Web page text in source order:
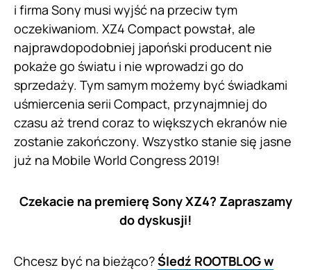
i firma Sony musi wyjść na przeciw tym
oczekiwaniom. XZ4 Compact powstał, ale
najprawdopodobniej japoński producent nie
pokaże go światu i nie wprowadzi go do
sprzedaży. Tym samym możemy być świadkami
uśmiercenia serii Compact, przynajmniej do
czasu aż trend coraz to większych ekranów nie
zostanie zakończony. Wszystko stanie się jasne
już na Mobile World Congress 2019!
Czekacie na premierę Sony XZ4? Zapraszamy
do dyskusji!
Chcesz być na bieżąco?Śledź ROOTBLOG w